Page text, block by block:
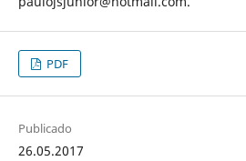
PDF
Publicado
26.05.2017